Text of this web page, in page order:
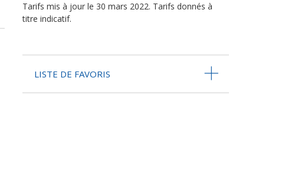
Tarifs mis à jour le 30 mars 2022. Tarifs donnés à
titre indicatif.
LISTE DE FAVORIS